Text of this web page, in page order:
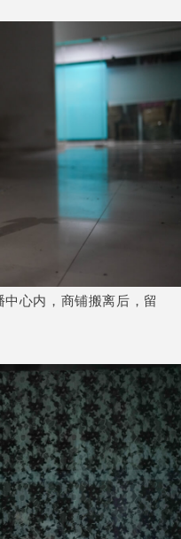
心内，商铺搬离后，留